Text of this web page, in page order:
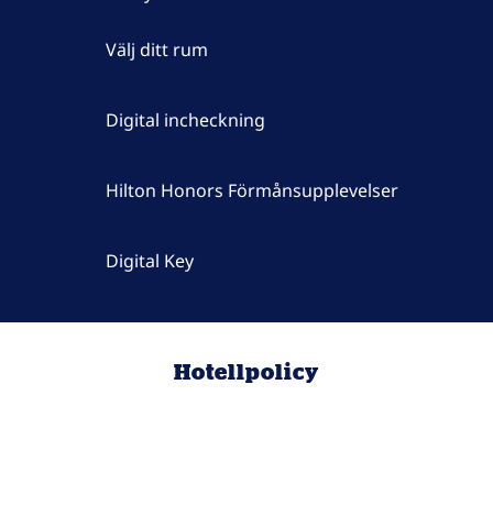
Välj ditt rum
Digital incheckning
Hilton Honors Förmånsupplevelser
Digital Key
Hotellpolicy